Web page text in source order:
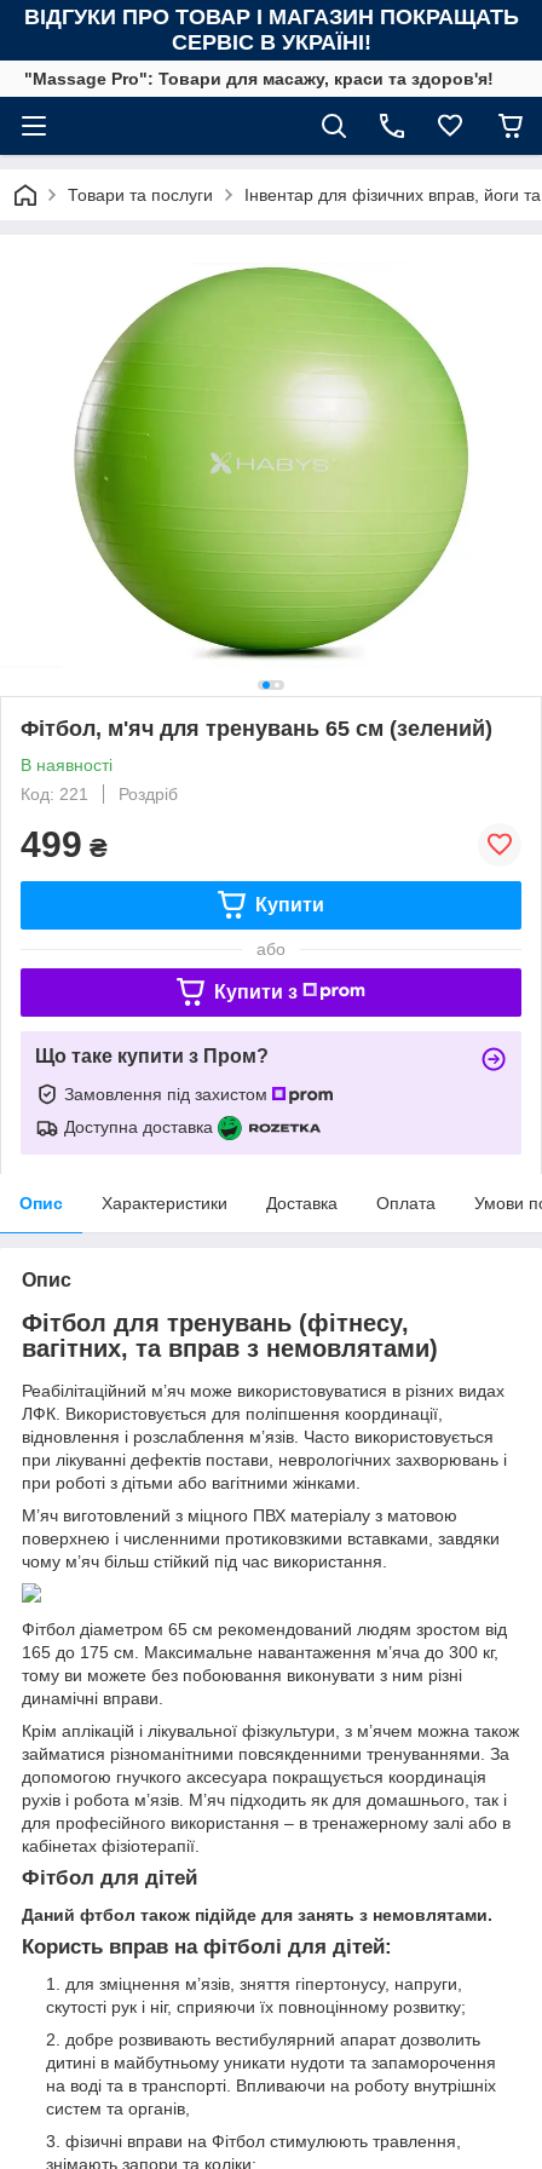
ВІДГУКИ ПРО ТОВАР І МАГАЗИН ПОКРАЩАТЬ
СЕРВІС В УКРАЇНІ!
"Massage Pro": Товари для масажу, краси та здоров'я!
Товари та послуги Інвентар для фізичних вправ, йоги
Фітбол, м'яч для тренувань 65 см (зелений)
В наявності
Код: 221
Роздріб
499 ₴
Купити
або
Купити з
Що таке купити з Пром?
Замовлення під захистом
Доступна доставка
Опис Характеристики Доставка Оплата Умови
Опис
Фітбол для тренувань (фітнесу,
вагітних, та вправ з немовлятами)
Реабілітаційний м’яч може використовуватися в різних видах
ЛФК. Використовується для поліпшення координації,
відновлення і розслаблення м’язів. Часто використовується
при лікуванні дефектів постави, неврологічних захворювань і
при роботі з дітьми або вагітними жінками.
М’яч виготовлений з міцного ПВХ матеріалу з матовою
поверхнею і численними протиковзкими вставками, завдяки
чому м’яч більш стійкий під час використання.
Фітбол діаметром 65 см рекомендований людям зростом від
165 до 175 см. Максимальне навантаження м’яча до 300 кг,
тому ви можете без побоювання виконувати з ним різні
динамічні вправи.
Крім аплікацій і лікувальної фізкультури, з м’ячем можна також
займатися різноманітними повсякденними тренуваннями. За
допомогою гнучкого аксесуара покращується координація
рухів і робота м’язів. М’яч підходить як для домашнього, так і
для професійного використання – в тренажерному залі або в
кабінетах фізіотерапії.
Фітбол для дітей
Даний фтбол також підійде для занять з немовлятами.
Користь вправ на фітболі для дітей:
для зміцнення м’язів, зняття гіпертонусу, напруги,
скутості рук і ніг, сприяючи їх повноцінному розвитку;
добре розвивають вестибулярний апарат дозволить
дитині в майбутньому уникати нудоти та запаморочення
на воді та в транспорті. Впливаючи на роботу внутрішніх
систем та органів,
фізичні вправи на Фітбол стимулюють травлення,
знімають запори та коліки;